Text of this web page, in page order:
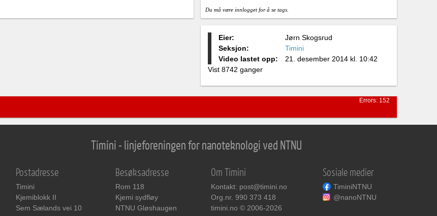
Du må være innlogget for å se tags.
Eier:
Jørn Skogsrud
Seksjon:
Timini
Video lastet opp:
21. desember 2014 kl. 10:42
Vist 8742 ganger
Errors: 152
Timini - linjeforeningen for nanoteknologi ved NTNU
Postadresse
Timini
Kjemiblokk II
Sem Sælands vei 10
Besøksadresse
Rom 118
Kjemi sydfløy
NTNU Gløshaugen
Om Timini
Kontakt: post@timini.no
Org.nr. 990 373 418
timini.no © 2006-2026
Sosiale medier
TiminiNTNU
@nanoNTNU